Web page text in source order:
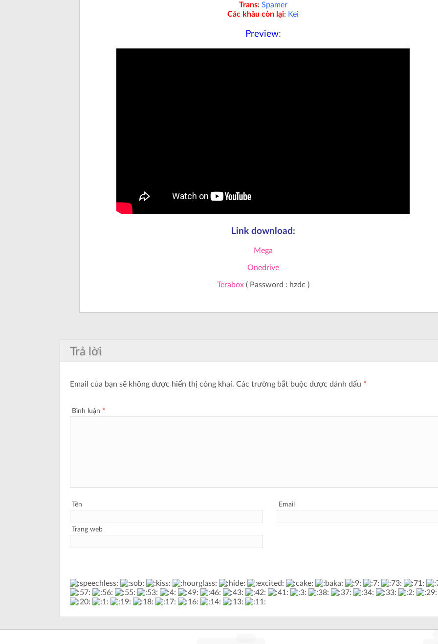
Trans: Spamer
Các khâu còn lại: Kei
Preview:
Link download :
Mega
Onedrive
Terabox( Password : hzdc )
Trả lời
Email của bạn sẽ không được hiển thị công khai. Các trường bắt buộc được đánh dấu *
Bình luận *
Tên Email
Trang web